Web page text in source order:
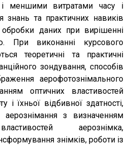
меншими витратами часу і
знань та практичних навиків
обробки даних при вирішенні
При виконанні курсового
теоретичні та практичні
зондування, способів
аерофотознімального
оптичних властивостей
і їхньої відбивної здатності,
аерознімання з визначенням
аерознімка,
знімків, роботи із